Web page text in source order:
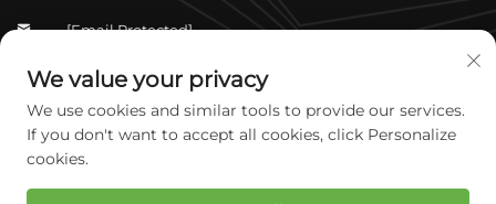
 [email Protected]

Zhongshan Shangjun 4-304, Okrsek Yuhua,
Šijťiachtchuang, Cheběj, Čína
Copyright © 2026 Hebei Kangcare Biotech Co., Ltd. Všechna
We value your privacy
We use cookies and similar tools to provide our services.
If you don't want to accept all cookies, click Personalize
cookies.